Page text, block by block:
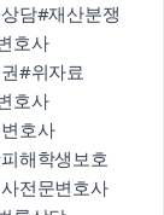
담#재산분쟁
호사
#위자료
호사
호사
해학생보호
전문변호사